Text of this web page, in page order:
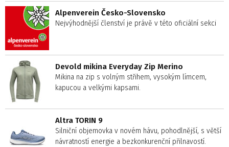
Alpenverein Česko-Slovensko
Nejvýhodnější členství je právě v této oficiální sekci
Devold mikina Everyday Zip Merino
Mikina na zip s volným střihem, vysokým límcem,
kapucou a velkými kapsami.
Altra TORIN 9
Silniční objemovka v novém hávu, pohodlnější, s větší
návratností energie a bezkonkurenční přilnavostí.